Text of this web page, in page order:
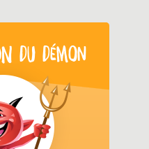
DU DÉMON